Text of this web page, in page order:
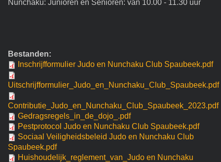
Nunchaku: Junioren en Senioren: van 10.00 - 11.30 uur
Bestanden:
Inschrijfformulier Judo en Nunchaku Club Spaubeek.pdf
Uitschrijfformulier_Judo_en_Nunchaku_Club_Spaubeek.pdf
Contributie_Judo_en_Nunchaku_Club_Spaubeek_2023.pdf
Gedragsregels_in_de_dojo_.pdf
Pestprotocol Judo en Nunchaku Club Spaubeek.pdf
Sociaal Veiligheidsbeleid Judo en Nunchaku Club
Spaubeek.pdf
Huishoudelijk_reglement_van_Judo en Nunchaku